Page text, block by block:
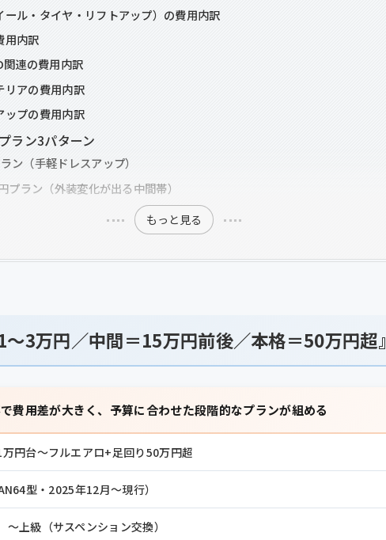
ール・タイヤ・リフトアップ）の費用内訳
用内訳
関連の費用内訳
リアの費用内訳
ップの費用内訳
ラン3パターン
ン（手軽ドレスアップ）
プラン（外装変化が出る中間帯）
もっと見る
3万円／中間＝15万円前後／本格＝50万円超』
費用差が大きく、予算に合わせた段階的なプランが組める
円台〜フルエアロ+足回り50万円超
型・2025年12月〜現行）
〜上級（サスペンション交換）